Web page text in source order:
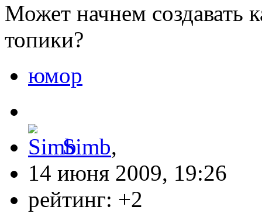
Может начнем
топики?
юмор
Simb,
14 июня 2009, 19:26
рейтинг: +2